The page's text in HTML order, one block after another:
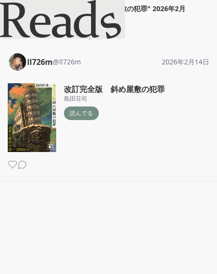
改訂完全版 斜め屋敷の犯罪" 2026年2月
14日
ホーム
ll726m 投稿
ll726m@ll726m 2026年2月14日
改訂完全版 斜め屋敷の犯罪
島田荘司
読んでる